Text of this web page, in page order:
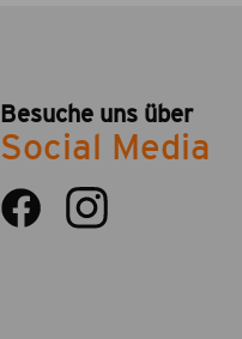
Besuche uns über
Social Media